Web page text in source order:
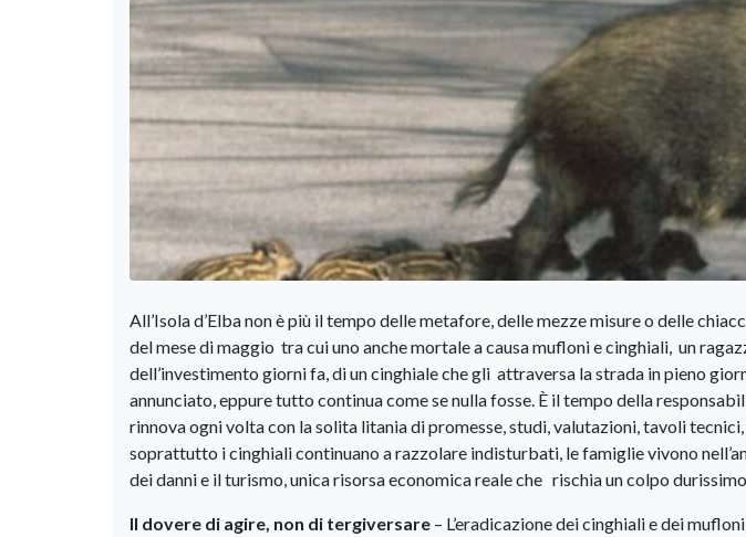
All’Isola d’Elba non è più il tempo delle metafore, delle mezze misure o delle
del mese di maggio tra cui uno anche mortale a causa mufloni e cinghiali, un
dell’investimento giorni fa, di un cinghiale che gli attraversa la strada in pieno
annunciato, eppure tutto continua come se nulla fosse. È il tempo della
rinnova ogni volta con la solita litania di promesse, studi, valutazioni, tavoli
soprattutto i cinghiali continuano a razzolare indisturbati, le famiglie vivono
dei danni e il turismo, unica risorsa economica reale che rischia un colpo durissimo.
Il dovere di agire, non di tergiversare – L’eradicazione dei cinghiali e dei